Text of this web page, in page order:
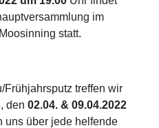
im
statt.
Frühjahrsputz treffen wir
den 02.04. & 09.04.2022
uns über jede helfende